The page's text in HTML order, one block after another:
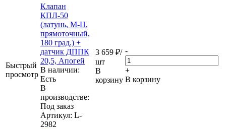
Быстрый
просмотр
Клапан
КПЛ-50
(латунь, М-Ц,
прямоточный,
180 град.) +
датчик ДППК
20,5, Апогей
В наличии:
Eсть
В
производстве:
Под заказ
Артикул: L-
2982
3 659 ₽/
шт
В
корзину
-
+
В корзину